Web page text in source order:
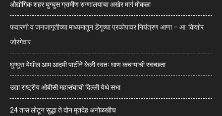
औद्योगिक शहर घुग्घुस ग्रामीण रुग्णालयाचा अखेर मार्ग मोकळा
फवारणी व जनजागृतीच्या माध्यमातून डेंगूच्या प्रकोपावर नियंत्रण आणा – आ. किशोर
जोरगेवार
घुग्घुस येथील आम आदमी पार्टीने केली स्वतः घाण कचऱ्याची स्वच्छता
उद्या राष्ट्रीय ओबीसी महासंघाची दिल्ली येथे सभा
24 तास लोटून सुद्धा ते दोन मृतदेह अनोळखीच